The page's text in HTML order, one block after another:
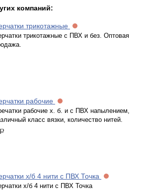
компаний:
трикотажные
трикотажные с ПВХ и без. Оптовая
рабочие
рабочие х. б. и с ПВХ напылением,
класс вязки, количество нитей.
р.
х/б 4 нити с ПВХ Точка
х/б 4 нити с ПВХ Точка